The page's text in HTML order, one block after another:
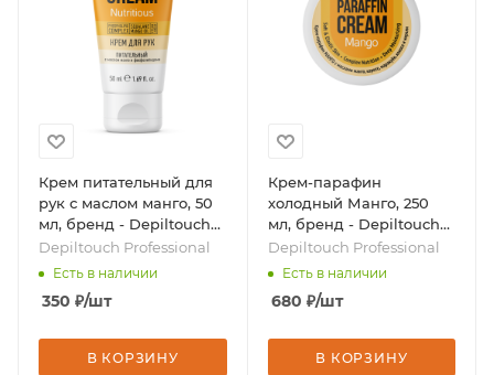
Крем питательный для
рук с маслом манго, 50
мл, бренд - Depiltouch
Professional
Depiltouch Professional
Есть в наличии
350 ₽/шт
В КОРЗИНУ
Крем-парафин
холодный Манго, 250
мл, бренд - Depiltouch
Professional
Depiltouch Professional
Есть в наличии
680 ₽/шт
В КОРЗИНУ